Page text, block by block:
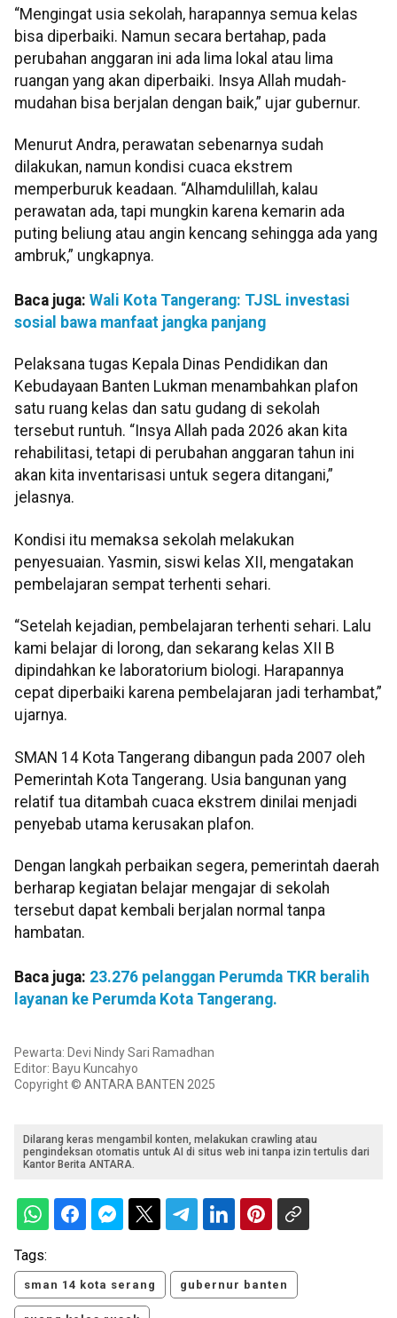
“Mengingat usia sekolah, harapannya semua kelas
bisa diperbaiki. Namun secara bertahap, pada
perubahan anggaran ini ada lima lokal atau lima
ruangan yang akan diperbaiki. Insya Allah mudah-
mudahan bisa berjalan dengan baik,” ujar gubernur.
Menurut Andra, perawatan sebenarnya sudah
dilakukan, namun kondisi cuaca ekstrem
memperburuk keadaan. “Alhamdulillah, kalau
perawatan ada, tapi mungkin karena kemarin ada
puting beliung atau angin kencang sehingga ada yang
ambruk,” ungkapnya.
Baca juga: Wali Kota Tangerang: TJSL investasi
sosial bawa manfaat jangka panjang
Pelaksana tugas Kepala Dinas Pendidikan dan
Kebudayaan Banten Lukman menambahkan plafon
satu ruang kelas dan satu gudang di sekolah
tersebut runtuh. “Insya Allah pada 2026 akan kita
rehabilitasi, tetapi di perubahan anggaran tahun ini
akan kita inventarisasi untuk segera ditangani,”
jelasnya.
Kondisi itu memaksa sekolah melakukan
penyesuaian. Yasmin, siswi kelas XII, mengatakan
pembelajaran sempat terhenti sehari.
“Setelah kejadian, pembelajaran terhenti sehari. Lalu
kami belajar di lorong, dan sekarang kelas XII B
dipindahkan ke laboratorium biologi. Harapannya
cepat diperbaiki karena pembelajaran jadi terhambat,”
ujarnya.
SMAN 14 Kota Tangerang dibangun pada 2007 oleh
Pemerintah Kota Tangerang. Usia bangunan yang
relatif tua ditambah cuaca ekstrem dinilai menjadi
penyebab utama kerusakan plafon.
Dengan langkah perbaikan segera, pemerintah daerah
berharap kegiatan belajar mengajar di sekolah
tersebut dapat kembali berjalan normal tanpa
hambatan.
Baca juga: 23.276 pelanggan Perumda TKR beralih
layanan ke Perumda Kota Tangerang.
Pewarta: Devi Nindy Sari Ramadhan
Editor: Bayu Kuncahyo
Copyright © ANTARA BANTEN 2025
Dilarang keras mengambil konten, melakukan crawling atau
pengindeksan otomatis untuk AI di situs web ini tanpa izin tertulis dari
Kantor Berita ANTARA.
Tags:
sman 14 kota serang gubernur banten